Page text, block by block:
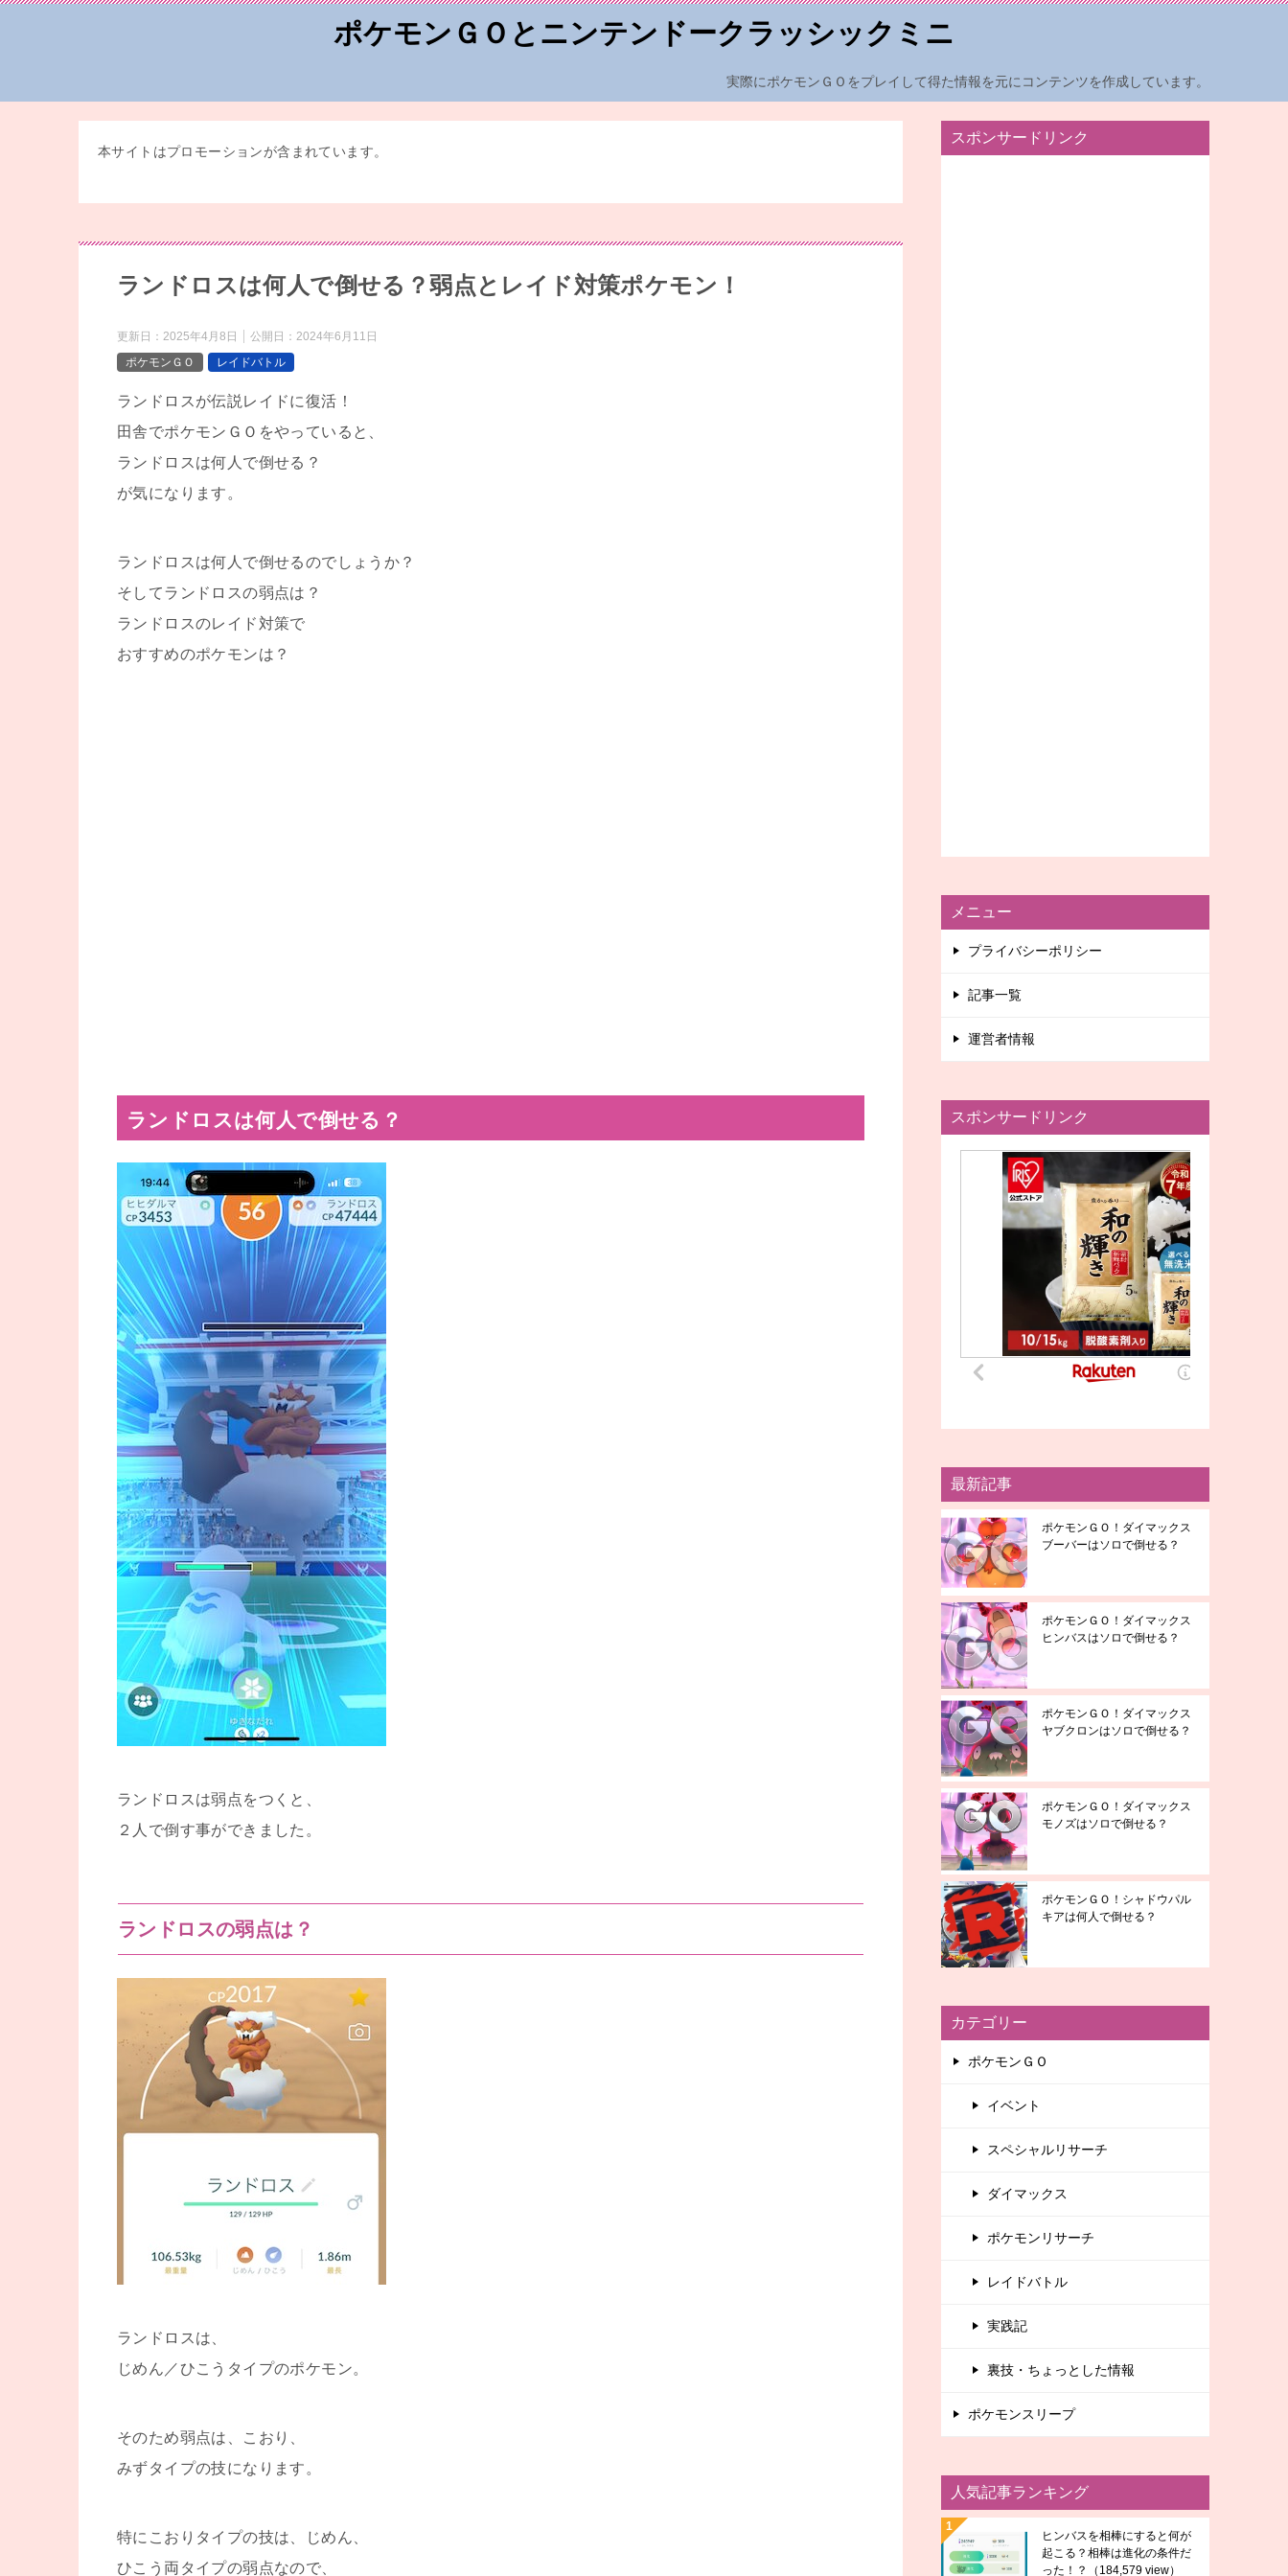
ポケモンＧＯとニンテンドークラッシックミニ
実際にポケモンＧＯをプレイして得た情報を元にコンテンツを作成しています。
本サイトはプロモーションが含まれています。
ランドロスは何人で倒せる？弱点とレイド対策ポケモン！
更新日： 2025年4月8日 公開日： 2024年6月11日
ポケモンＧＯ
レイドバトル
ランドロスが伝説レイドに復活！
田舎でポケモンＧＯをやっていると、
ランドロスは何人で倒せる？
が気になります。
ランドロスは何人で倒せるのでしょうか？
そしてランドロスの弱点は？
ランドロスのレイド対策で
おすすめのポケモンは？
ランドロスは何人で倒せる？
ランドロスは弱点をつくと、
２人で倒す事ができました。
ランドロスの弱点は？
ランドロスは、
じめん／ひこうタイプのポケモン。
そのため弱点は、こおり、
みずタイプの技になります。
特にこおりタイプの技は、じめん、
ひこう両タイプの弱点なので、
スポンサードリンク
メニュー
プライバシーポリシー
記事一覧
運営者情報
スポンサードリンク
最新記事
ポケモンＧＯ！ダイマックス
ブーバーはソロで倒せる？
ポケモンＧＯ！ダイマックス
ヒンバスはソロで倒せる？
ポケモンＧＯ！ダイマックス
ヤブクロンはソロで倒せる？
ポケモンＧＯ！ダイマックス
モノズはソロで倒せる？
ポケモンＧＯ！シャドウパル
キアは何人で倒せる？
カテゴリー
ポケモンＧＯ
イベント
スペシャルリサーチ
ダイマックス
ポケモンリサーチ
レイドバトル
実践記
裏技・ちょっとした情報
ポケモンスリープ
人気記事ランキング
ヒンバスを相棒にすると何が
起こる？相棒は進化の条件だ
った！？
（184,579 view）